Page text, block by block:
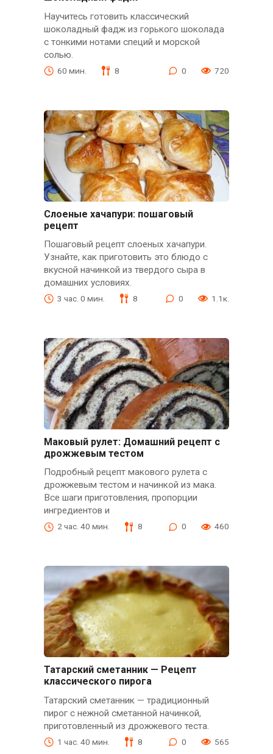
Научитесь готовить классический
шоколадный фадж из горького шоколада
с тонкими нотами специй и морской
солью.
60 мин. 8 0 720
Слоеные хачапури: пошаговый
рецепт
Пошаговый рецепт слоеных хачапури.
Узнайте, как приготовить это блюдо с
вкусной начинкой из твердого сыра в
домашних условиях.
3 час. 0 мин. 8 0 1.1к.
Маковый рулет: Домашний рецепт с
дрожжевым тестом
Подробный рецепт макового рулета с
дрожжевым тестом и начинкой из мака.
Все шаги приготовления, пропорции
ингредиентов и
2 час. 40 мин. 8 0 460
Татарский сметанник — Рецепт
классического пирога
Татарский сметанник — традиционный
пирог с нежной сметанной начинкой,
приготовленный из дрожжевого теста.
1 час. 40 мин. 8 0 565